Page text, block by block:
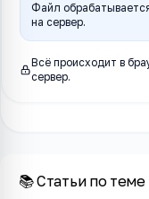
Файл
на сервер.
Всё происходит в
сервер.
📚 Статьи по теме